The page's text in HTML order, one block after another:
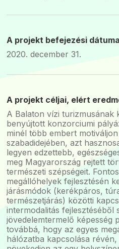
A projekt befejezési dátuma
2020. december 31.
A projekt céljai, elért
A Balaton vízi turizmusának
benyújtott konzorciumi
minél több embert
szabadidejében, azt
legyen edzettebb,
meg Magyarország rejtett
természeti szépségeit.
megállóhelyek fejlesztésén
járásmódok (kerékpáros,
természetjárás) közötti
intermodalitás fejlesztéséből
jövedelemtermelő képesség
továbbá, hogy az egyes
hálózatba kapcsolása